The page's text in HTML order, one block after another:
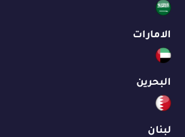
الامارات
البحرين
لبنان